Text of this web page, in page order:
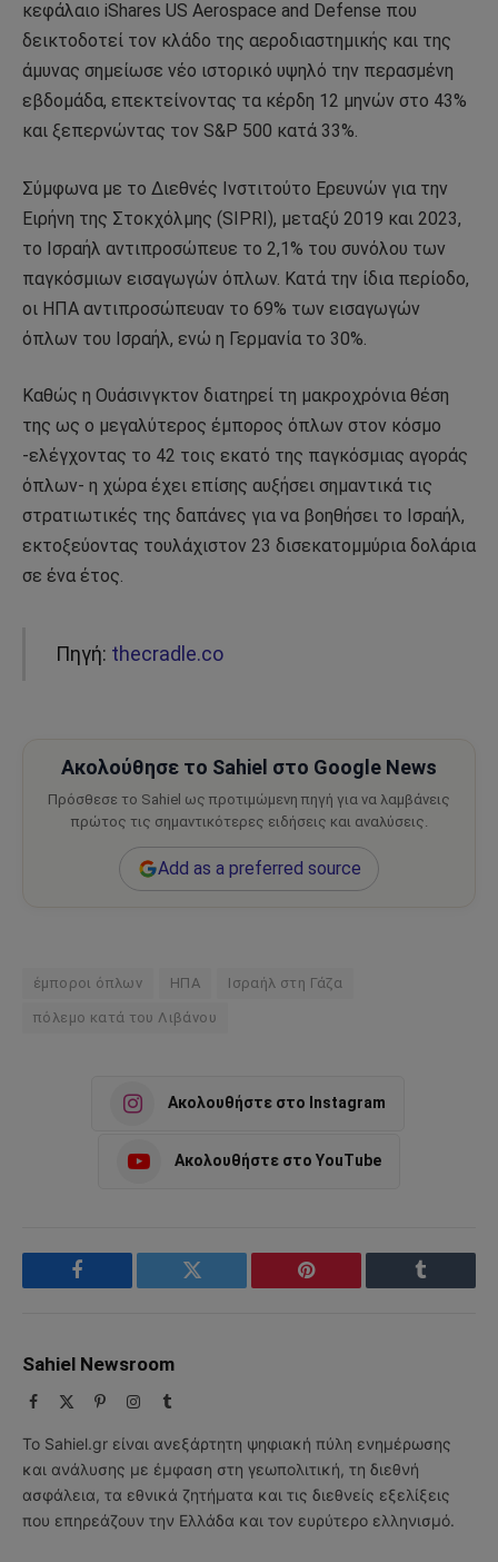
κεφάλαιο iShares US Aerospace and Defense που
δεικτοδοτεί τον κλάδο της αεροδιαστημικής και της
άμυνας σημείωσε νέο ιστορικό υψηλό την περασμένη
εβδομάδα, επεκτείνοντας τα κέρδη 12 μηνών στο 43%
και ξεπερνώντας τον S&P 500 κατά 33%.
Σύμφωνα με το Διεθνές Ινστιτούτο Ερευνών για την
Ειρήνη της Στοκχόλμης (SIPRI), μεταξύ 2019 και 2023,
το Ισραήλ αντιπροσώπευε το 2,1% του συνόλου των
παγκόσμιων εισαγωγών όπλων. Κατά την ίδια περίοδο,
οι ΗΠΑ αντιπροσώπευαν το 69% των εισαγωγών
όπλων του Ισραήλ, ενώ η Γερμανία το 30%.
Καθώς η Ουάσινγκτον διατηρεί τη μακροχρόνια θέση
της ως ο μεγαλύτερος έμπορος όπλων στον κόσμο
-ελέγχοντας το 42 τοις εκατό της παγκόσμιας αγοράς
όπλων- η χώρα έχει επίσης αυξήσει σημαντικά τις
στρατιωτικές της δαπάνες για να βοηθήσει το Ισραήλ,
εκτοξεύοντας τουλάχιστον 23 δισεκατομμύρια δολάρια
σε ένα έτος.
Πηγή: thecradle.co
Ακολούθησε το Sahiel στο Google News
Πρόσθεσε το Sahiel ως προτιμώμενη πηγή για να λαμβάνεις
πρώτος τις σημαντικότερες ειδήσεις και αναλύσεις.
Add as a preferred source
έμποροι όπλων ΗΠΑ Ισραήλ στη Γάζα
πόλεμο κατά του Λιβάνου
Ακολουθήστε στο Instagram
Ακολουθήστε στο YouTube
Facebook Twitter Pinterest Tumblr
Sahiel Newsroom
Facebook PinterestInstagram
Tumblr
Το Sahiel.gr είναι ανεξάρτητη ψηφιακή πύλη ενημέρωσης
και ανάλυσης με έμφαση στη γεωπολιτική, τη διεθνή
ασφάλεια, τα εθνικά ζητήματα και τις διεθνείς εξελίξεις
που επηρεάζουν την Ελλάδα και τον ευρύτερο ελληνισμό.